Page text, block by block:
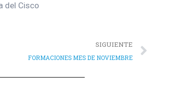
del Cisco
SIGUIENTE
FORMACIONES MES DE NOVIEMBRE